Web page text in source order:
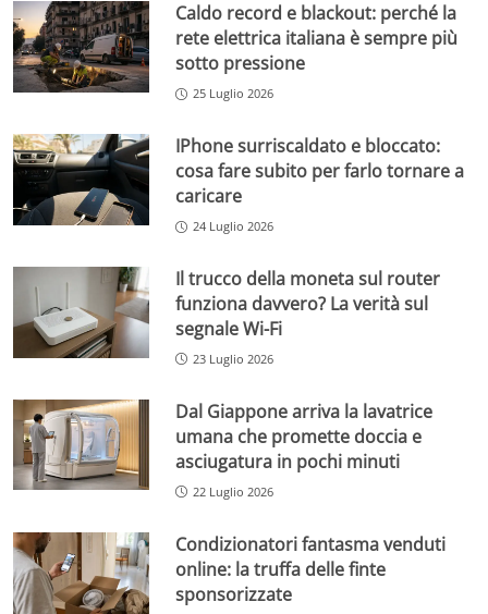
Caldo record e blackout: perché la
rete elettrica italiana è sempre più
sotto pressione
25 Luglio 2026
IPhone surriscaldato e bloccato:
cosa fare subito per farlo tornare a
caricare
24 Luglio 2026
Il trucco della moneta sul router
funziona davvero? La verità sul
segnale Wi-Fi
23 Luglio 2026
Dal Giappone arriva la lavatrice
umana che promette doccia e
asciugatura in pochi minuti
22 Luglio 2026
Condizionatori fantasma venduti
online: la truffa delle finte
sponsorizzate